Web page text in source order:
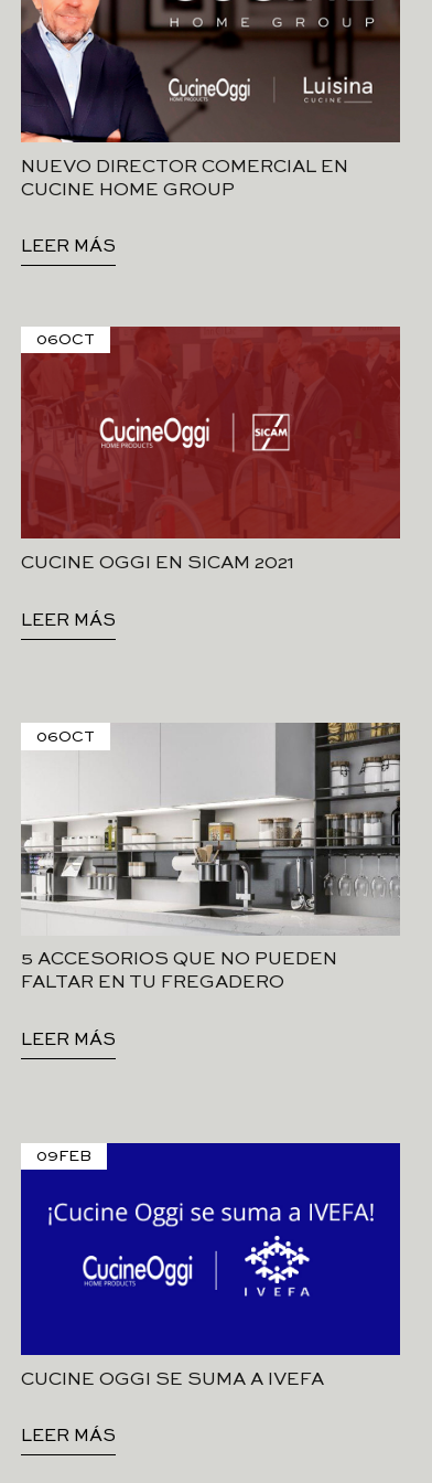
NUEVO DIRECTOR COMERCIAL EN
CUCINE HOME GROUP
LEER MÁS
CUCINE OGGI EN SICAM 2021
LEER MÁS
06OCT
5 ACCESORIOS QUE NO PUEDEN
FALTAR EN TU FREGADERO
LEER MÁS
06OCT
CUCINE OGGI SE SUMA A IVEFA
LEER MÁS
09FEB